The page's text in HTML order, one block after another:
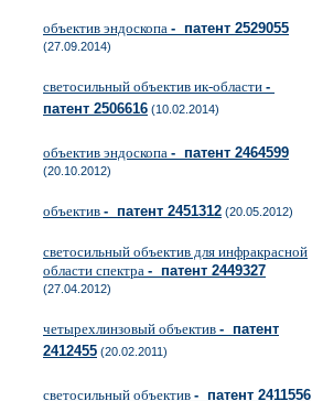
объектив эндоскопа - патент 2529055
(27.09.2014)
светосильный объектив ик-области -
патент 2506616 (10.02.2014)
объектив эндоскопа - патент 2464599
(20.10.2012)
объектив - патент 2451312 (20.05.2012)
светосильный объектив для инфракрасной
области спектра - патент 2449327
(27.04.2012)
четырехлинзовый объектив - патент
2412455 (20.02.2011)
светосильный объектив - патент 2411556